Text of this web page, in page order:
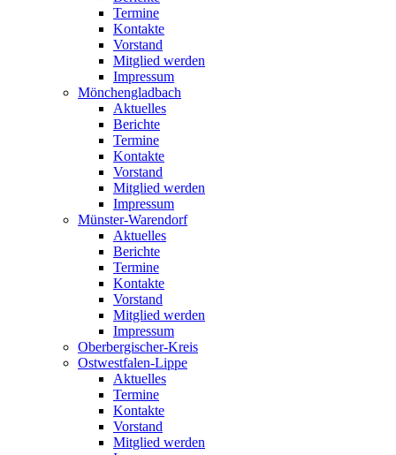
Termine
Kontakte
Vorstand
Mitglied werden
Impressum
Mönchengladbach
Aktuelles
Berichte
Termine
Kontakte
Vorstand
Mitglied werden
Impressum
Münster-Warendorf
Aktuelles
Berichte
Termine
Kontakte
Vorstand
Mitglied werden
Impressum
Oberbergischer-Kreis
Ostwestfalen-Lippe
Aktuelles
Termine
Kontakte
Vorstand
Mitglied werden